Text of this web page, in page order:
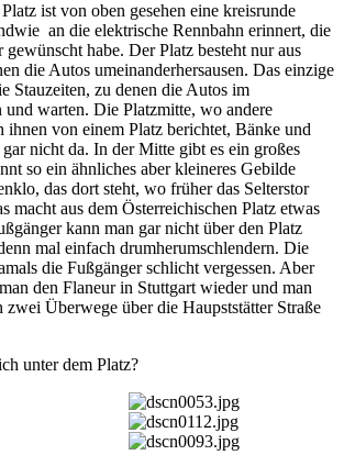
ist von oben gesehen eine kreisrunde
an die elektrische Rennbahn erinnert, die
habe. Der Platz besteht nur aus
die Autos umeinanderhersausen. Das einzige
Stauzeiten, zu denen die Autos im
warten. Die Platzmitte, wo andere
ihnen von einem Platz berichtet, Bänke und
nicht da. In der Mitte gibt es ein großes
so ein ähnliches aber kleineres Gebilde
das dort steht, wo früher das Selterstor
macht aus dem Österreichischen Platz etwas
kann man gar nicht über den Platz
mal einfach drumherumschlendern. Die
die Fußgänger schlicht vergessen. Aber
den Flaneur in Stuttgart wieder und man
Überwege über die Haupststätter Straße
unter dem Platz?